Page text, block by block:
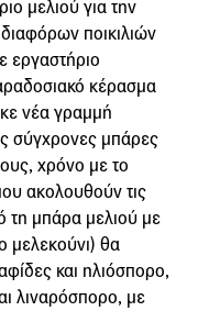
μελιού για την
ποικιλιών
εργαστήριο
κέρασμα
νέα γραμμή
σύγχρονες μπάρες
χρόνο με το
ακολουθούν τις
τη μπάρα μελιού με
μελεκούνι) θα
και ηλιόσπορο,
λιναρόσπορο, με